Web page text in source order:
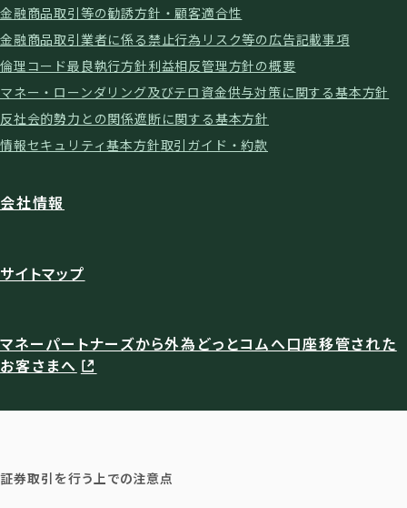
金融商品取引等の勧誘方針・顧客適合性
金融商品取引業者に係る禁止行為 リスク等の広告記載事項
倫理コード最良執行方針利益相反管理方針の概要
マネー・ローンダリング及びテロ資金供与対策に関する基本方針
反社会的勢力との関係遮断に関する基本方針
情報セキュリティ基本方針取引ガイド・約款
会社情報
サイトマップ
マネーパートナーズから外為どっとコムへ口座移管された
お客さまへ
証券取引を行う上での注意点